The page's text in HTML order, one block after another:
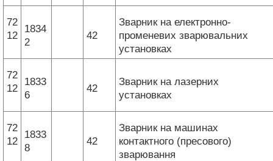
72
12
1834
2
42
Зварник на електронно-
променевих зварювальних
установках
72
12
1833
6
42
Зварник на лазерних
установках
72
12
1833
8
42
Зварник на машинах
контактного (пресового)
зварювання